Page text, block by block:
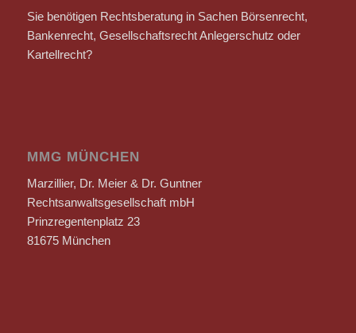
Sie benötigen Rechtsberatung in Sachen Börsenrecht,
Bankenrecht, Gesellschaftsrecht Anlegerschutz oder
Kartellrecht?
MMG MÜNCHEN
Marzillier, Dr. Meier & Dr. Guntner
Rechtsanwaltsgesellschaft mbH
Prinzregentenplatz 23
81675 München